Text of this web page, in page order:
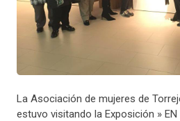
La Asociación de mujeres de
estuvo visitando la Exposición » EN